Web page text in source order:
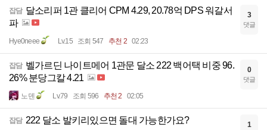
잡담 달소리퍼 1관 클리어 CPM 4.29, 20.78억 DPS 워갈서
파
Hye0neee Lv.15 조회 547 추천 2 02:23
3
댓글
잡담 벨가르딘 나이트메어 1관문 달소 222 백어택 비중 96.
26% 분당그칼 4.21
노덴 Lv.79 조회 596 추천 2 02:05
0
댓글
잡담 222 달소 발키리있으면 돌대 가능한가요? 1